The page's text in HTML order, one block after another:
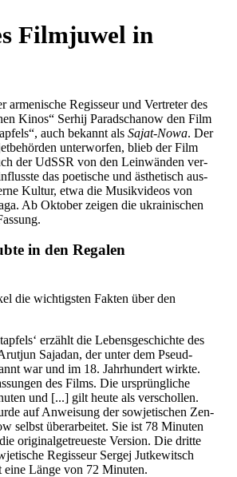
Film­ju­wel in
arme­ni­sche Regis­seur und Ver­tre­ter des
Kinos“ Serhij Paradscha­now den Film
auch bekannt als Sajat-Nowa. Der
unter­wor­fen, blieb der Film
der UdSSR von den Lein­wän­den ver­
das poe­ti­sche und ästhe­tisch aus­
Kultur, etwa die Musik­vi­deos von
Ab Oktober zeigen die ukrai­ni­schen
in den Regalen
die wich­tigs­ten Fakten über den
erzählt die Lebens­ge­schichte des
Sajadan, der unter dem Pseud­
war und im 18. Jahr­hun­dert wirkte.
des Films. Die ursprüng­li­che
und [...] gilt heute als ver­schol­len.
auf Anwei­sung der sowje­ti­schen Zen­
selbst über­ar­bei­tet. Sie ist 78 Minuten
ori­gi­nal­ge­treu­este Version. Die dritte
Regis­seur Sergej Jut­ke­witsch
eine Länge von 72 Minuten.